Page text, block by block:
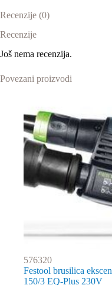
Recenzije (0)
Recenzije
Još nema recenzija.
Povezani proizvodi
576320
Festool brusilica
150/3 EQ-Plus 230V